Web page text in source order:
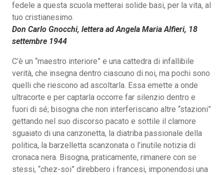
fedele a questa scuola metterai solide basi, per la vita, al
tuo cristianesimo.
Don Carlo Gnocchi, lettera ad Angela Maria Alfieri, 18
settembre 1944
C’è un “maestro interiore” e una cattedra di infallibile
verità, che insegna dentro ciascuno di noi, ma pochi sono
quelli che riescono ad ascoltarla. Essa emette a onde
ultracorte e per captarla occorre far silenzio dentro e
fuori di sé; bisogna che non interferiscano altre “stazioni”
gettando nel suo discorso pacato e sottile il clamore
sguaiato di una canzonetta, la diatriba passionale della
politica, la barzelletta scanzonata o l’inutile notizia di
cronaca nera. Bisogna, praticamente, rimanere con se
stessi, “chez-soi” direbbero i francesi, imponendosi una